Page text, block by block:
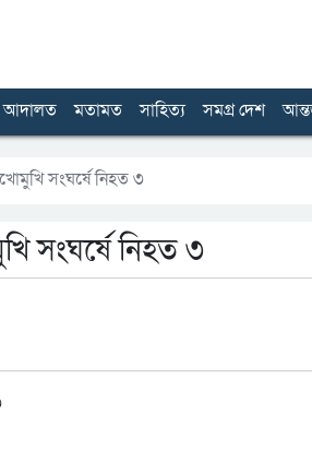
মতামত সাহিত্য সমগ্র দেশ
সংঘর্ষে নিহত ৩
সংঘর্ষে নিহত ৩